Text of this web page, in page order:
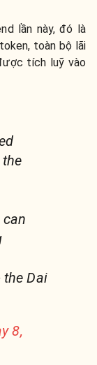
lần này, đó là
toàn bộ lãi
tích luỹ vào
Dai
8,